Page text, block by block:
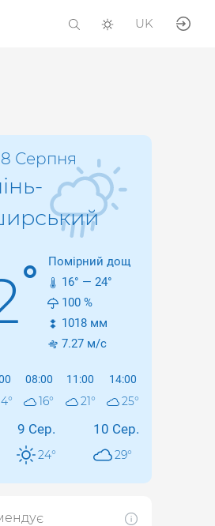
UK
Серпня
°
Помірний дощ
16° — 24°
100 %
1018 мм
7.27 м/с
°
08:00
16°
11:00
21°
14:00
25°
9 Сер.
24°
10 Сер.
29°